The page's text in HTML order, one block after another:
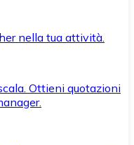
nella tua attività.
Ottieni quotazioni